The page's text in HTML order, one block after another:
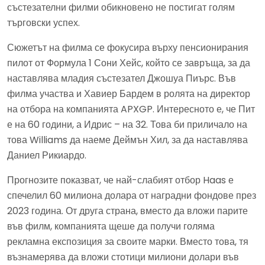
състезателни филми обикновено не постигат голям
търговски успех.
Сюжетът на филма се фокусира върху пенсионирания
пилот от Формула 1 Сони Хейс, който се завръща, за да
наставлява младия състезател Джошуа Пиърс. Във
филма участва и Хавиер Бардем в ролята на директор
на отбора на компанията APXGP. Интересното е, че Пит
е на 60 години, а Идрис – на 32. Това би приличало на
това Williams да наеме Деймън Хил, за да наставлява
Даниел Рикиардо.
Прогнозите показват, че най-слабият отбор Haas е
спечелил 60 милиона долара от наградни фондове през
2023 година. От друга страна, вместо да вложи парите
във филм, компанията щеше да получи голяма
рекламна експозиция за своите марки. Вместо това, тя
възнамерява да вложи стотици милиони долари във